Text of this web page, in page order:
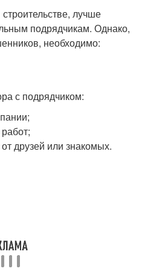
лучше
подрядчикам. Однако,
необходимо:
с подрядчиком:
друзей или знакомых.